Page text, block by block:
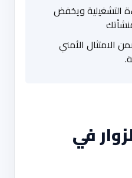
التشغيلية ويخفض
الامتثال الأمني
في